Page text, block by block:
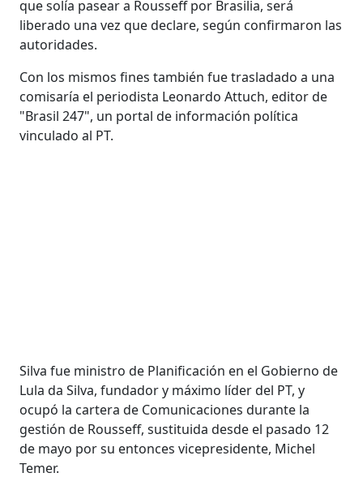
que solía pasear a Rousseff por Brasilia, será
liberado una vez que declare, según confirmaron las
autoridades.
Con los mismos fines también fue trasladado a una
comisaría el periodista Leonardo Attuch, editor de
"Brasil 247", un portal de información política
vinculado al PT.
Silva fue ministro de Planificación en el Gobierno de
Lula da Silva, fundador y máximo líder del PT, y
ocupó la cartera de Comunicaciones durante la
gestión de Rousseff, sustituida desde el pasado 12
de mayo por su entonces vicepresidente, Michel
Temer.